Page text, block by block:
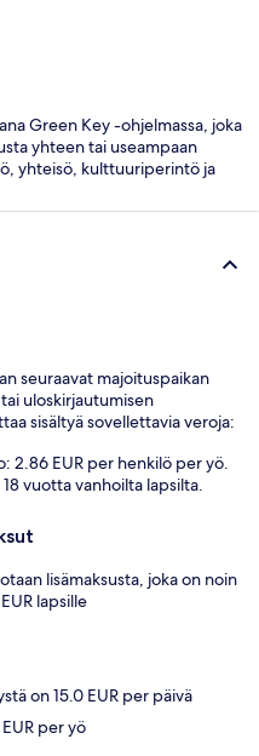
Green Key -ohjelmassa, joka
yhteen tai useampaan
yhteisö, kulttuuriperintö ja
seuraavat majoituspaikan
uloskirjautumisen
sisältyä sovellettavia veroja:
2.86 EUR per henkilö per yö.
vuotta vanhoilta lapsilta.
lisämaksusta, joka on noin
lapsille
on 15.0 EUR per päivä
per yö